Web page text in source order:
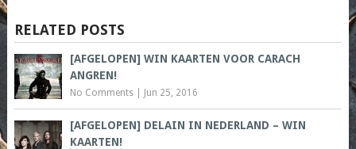
RELATED POSTS
[AFGELOPEN] WIN KAARTEN VOOR CARACH
ANGREN!
No Comments| Jun 25, 2016
[AFGELOPEN] DELAIN IN NEDERLAND – WIN
KAARTEN!